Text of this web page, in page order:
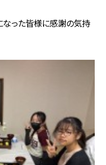
なった皆様に感謝の気持